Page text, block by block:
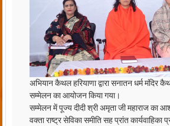
अभियान कैथल हरियाणा द्वारा सनातन धर्म मंदिर
सम्मेलन का आयोजन किया गया।
सम्मेलन में पूज्य दीदी श्री अमृता जी महाराज का
वक्ता राष्ट्र सेविका समीति सह प्रांत कार्यवाहिका